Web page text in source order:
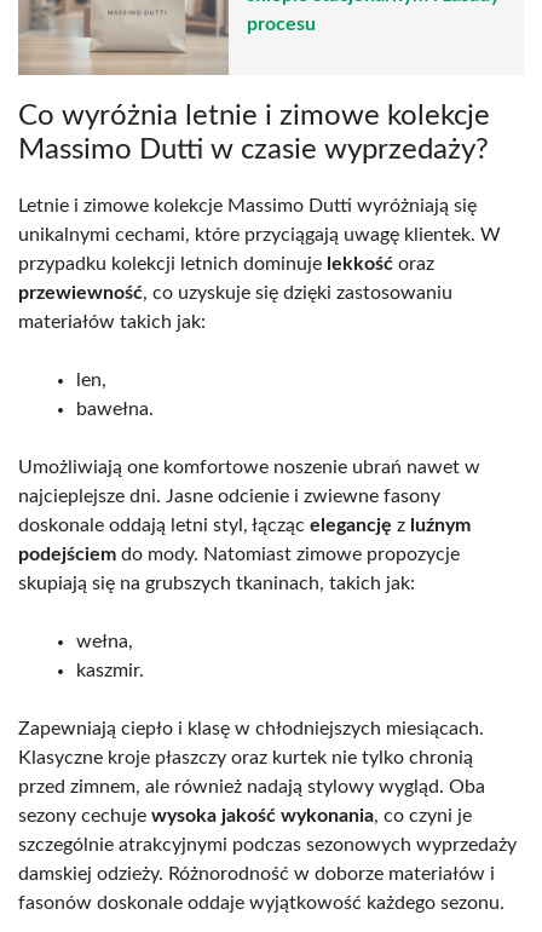
procesu
Co wyróżnia letnie i zimowe kolekcje
Massimo Dutti w czasie wyprzedaży?
Letnie i zimowe kolekcje Massimo Dutti wyróżniają się
unikalnymi cechami, które przyciągają uwagę klientek. W
przypadku kolekcji letnich dominuje lekkość oraz
przewiewność, co uzyskuje się dzięki zastosowaniu
materiałów takich jak:
len,
bawełna.
Umożliwiają one komfortowe noszenie ubrań nawet w
najcieplejsze dni. Jasne odcienie i zwiewne fasony
doskonale oddają letni styl, łącząc elegancję z luźnym
podejściem do mody. Natomiast zimowe propozycje
skupiają się na grubszych tkaninach, takich jak:
wełna,
kaszmir.
Zapewniają ciepło i klasę w chłodniejszych miesiącach.
Klasyczne kroje płaszczy oraz kurtek nie tylko chronią
przed zimnem, ale również nadają stylowy wygląd. Oba
sezony cechuje wysoka jakość wykonania, co czyni je
szczególnie atrakcyjnymi podczas sezonowych wyprzedaży
damskiej odzieży. Różnorodność w doborze materiałów i
fasonów doskonale oddaje wyjątkowość każdego sezonu.